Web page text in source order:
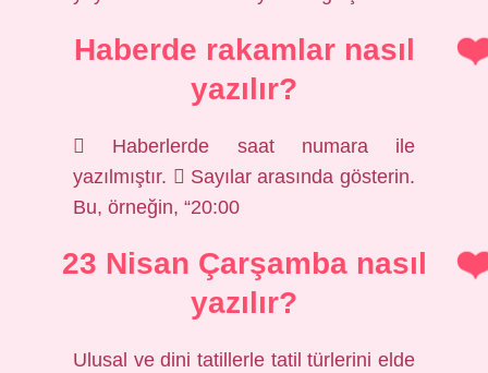
Haberde rakamlar nasıl
yazılır?
 Haberlerde saat numara ile
yazılmıştır.  Sayılar arasında gösterin.
Bu, örneğin, “20:00
23 Nisan Çarşamba nasıl
yazılır?
Ulusal ve dini tatillerle tatil türlerini elde